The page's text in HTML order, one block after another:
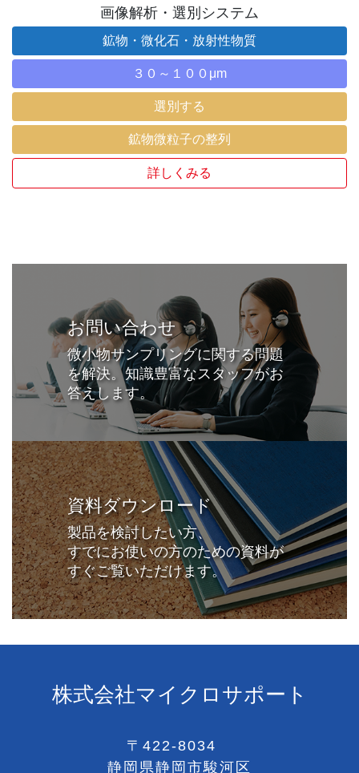
画像解析・選別システム
鉱物・微化石・放射性物質
３０～１００μm
選別する
鉱物微粒子の整列
詳しくみる
お問い合わせ
微小物サンプリングに関する問題
を解決。知識豊富なスタッフがお
答えします。
資料ダウンロード
製品を検討したい方、
すでにお使いの方のための資料が
すぐご覧いただけます。
株式会社マイクロサポート
〒422-8034
静岡県静岡市駿河区